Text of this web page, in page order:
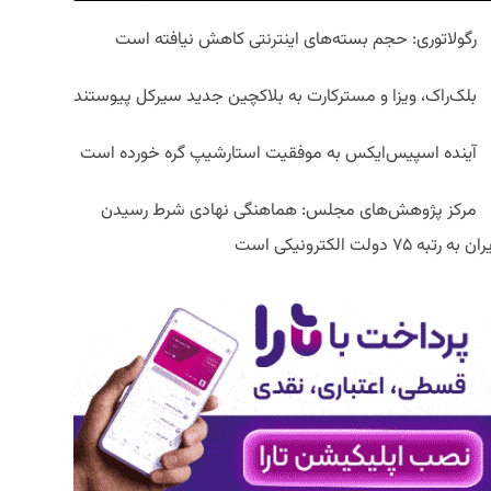
رگولاتوری: حجم بسته‌های اینترنتی کاهش نیافته است
بلک‌راک، ویزا و مسترکارت به بلاکچین جدید سیرکل پیوستند
آینده اسپیس‌ایکس به موفقیت استارشیپ گره خورده است
مرکز پژوهش‌های مجلس: هماهنگی نهادی شرط رسیدن
به رتبه ۷۵ دولت الکترونیکی است